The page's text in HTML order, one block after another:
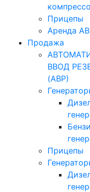
Прицепы
Аренда
Продажа
ВВОД
(АВР)
Прицепы